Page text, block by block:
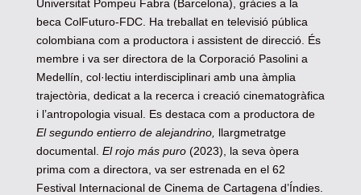
Universitat Pompeu Fabra (Barcelona), gràcies a la
beca ColFuturo-FDC. Ha treballat en televisió pública
colombiana com a productora i assistent de direcció. És
membre i va ser directora de la Corporació Pasolini a
Medellín, col·lectiu interdisciplinari amb una àmplia
trajectòria, dedicat a la recerca i creació cinematogràfica
i l’antropologia visual. Es destaca com a productora de
El segundo entierro de alejandrino, llargmetratge
documental. El rojo más puro(2023), la seva òpera
prima com a directora, va ser estrenada en el 62
Festival Internacional de Cinema de Cartagena d’Índies.